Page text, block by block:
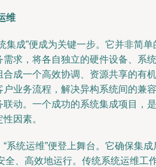
维
集成”便成为关键一步。它并非简单
求，将各自独立的硬件设备、系统
成一个高效协调、资源共享的有机
业务流程，解决异构系统间的兼容
动。一个成功的系统集成项目，
因素。
系统运维”便登上舞台。它确保集成
全、高效地运行。传统系统运维工